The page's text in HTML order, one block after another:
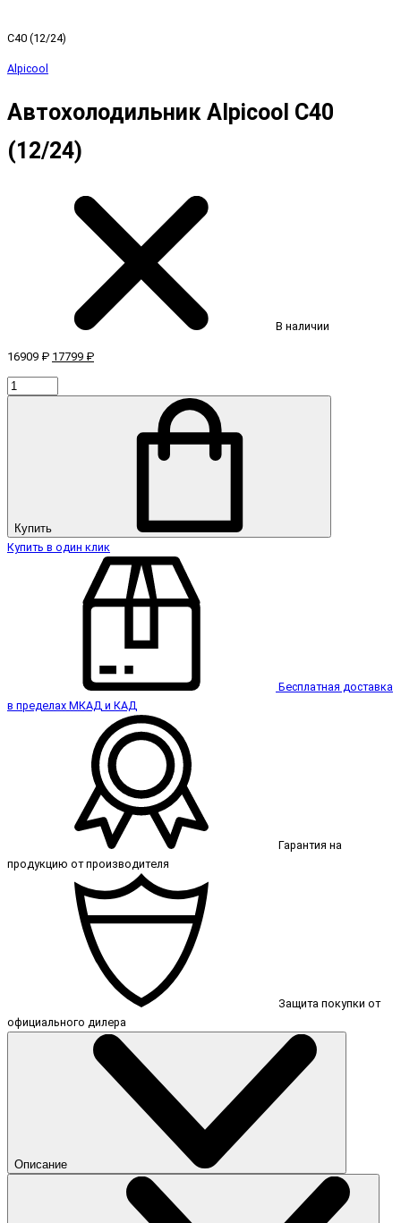
C40 (12/24)
Alpicool
Автохолодильник Alpicool C40
(12/24)
В наличии
16909 ₽ 17799 ₽
Купить
Купить в один клик
Бесплатная доставка
в пределах МКАД и КАД
Гарантия на
продукцию от производителя
Защита покупки от
официального дилера
Описание